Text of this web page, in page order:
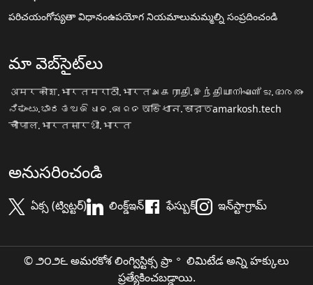
పరిచయంగోప్యతా విధానంఉపయోగ నియమాలుమమ్మల్ని సంప్రదించండి
మా వెబ్‌సైట్‌లు
अमरकोश.भारतमराठी.भारतஅகராதி.இந்தியாനിഘണ്ടു.ഭാരതം
ನಿಘಂಟು.ಭಾರತ ଅଭିଧାନ.ଭାରତ অভিধান.ভারতamarkosh.tech
चौपाल.भारतसारथी.भारत
అనుసరించండి
ఏక్స (ట్విట్టర్) లింక్డ్ఇన్ ఫేస్బుక్ ఇన్‌స్టాగ్రామ్
© ౨౦౨౬ అమరకోశ లింగ్విస్టిక్స ప్రా॰ లిమిటేడ అన్ని హక్కులు
ప్రత్యేకించబడ్డాయి.